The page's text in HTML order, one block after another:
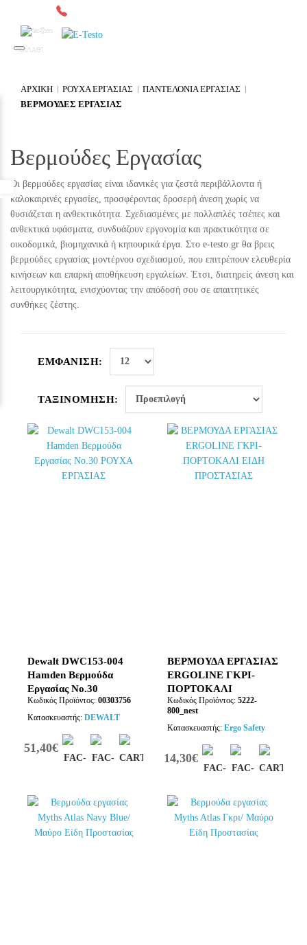
ΚΑΛΑΘΙ
0
ΑΡΧΙΚΉ ΡΟΥΧΑ ΕΡΓΑΣΙΑΣ
ΠΑΝΤΕΛΟΝΙΑ ΕΡΓΑΣΙΑΣ
ΒΕΡΜΟΥΔΕΣ ΕΡΓΑΣΙΑΣ
Βερμούδες Εργασίας
Οι βερμούδες εργασίας είναι ιδανικές για ζεστά περιβάλλοντα ή
καλοκαιρινές εργασίες, προσφέροντας δροσερή άνεση χωρίς να
θυσιάζεται η ανθεκτικότητα. Σχεδιασμένες με πολλαπλές τσέπες και
ανθεκτικά υφάσματα, συνδυάζουν εργονομία και πρακτικότητα σε
οικοδομικά, βιομηχανικά ή κηπουρικά έργα. Στο e-testo.gr θα βρεις
βερμούδες εργασίας μοντέρνου σχεδιασμού, που επιτρέπουν ελευθερία
κινήσεων και επαρκή αποθήκευση εργαλείων. Έτσι, διατηρείς άνεση και
λειτουργικότητα, ενισχύοντας την απόδοσή σου σε απαιτητικές
συνθήκες ζέστης.
ΕΜΦΆΝΙΣΗ:
ΤΑΞΙΝΌΜΗΣΗ:
Dewalt DWC153-004
Hamden Βερμούδα
Εργασίας No.30
Κωδικός Προϊόντος: 00303756
Κατασκευαστής: DEWALT
51,40€
ΒΕΡΜΟΥΔΑ ΕΡΓΑΣΙΑΣ
ERGOLINE ΓΚΡΙ-
ΠΟΡΤΟΚΑΛΙ
Κωδικός Προϊόντος: 5222-
800_nest
Κατασκευαστής: Ergo Safety
14,30€
Προσβασιμότητα